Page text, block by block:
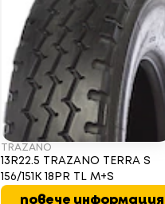
TRAZANO
13R22.5 TRAZANO TERRA S
156/151K 18PR TL M+S
повече информация